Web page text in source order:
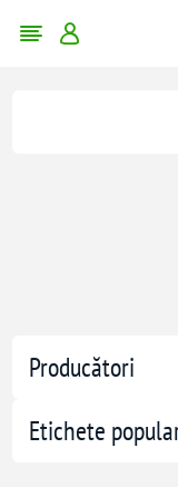
Producători
Etichete